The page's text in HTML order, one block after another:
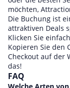
möchten,
Die Buchung ist
attraktiven Deals
Klicken Sie
Kopieren Sie den
Checkout auf der
das!
FAQ